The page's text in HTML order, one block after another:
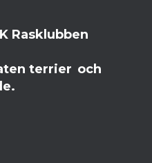
Rasklubben
terrier och